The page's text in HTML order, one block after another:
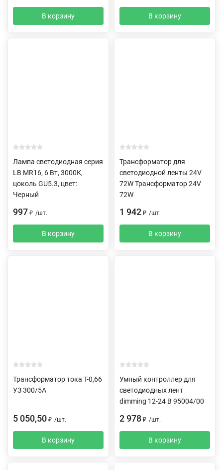
В корзину В корзину
Лампа светодиодная серия
LB MR16, 6 Вт, 3000К,
цоколь GU5.3, цвет:
Черный
997 ₽ /шт.
В корзину
Трансформатор для
светодиодной ленты 24V
72W Трансформатор 24V
72W
1 942 ₽ /шт.
В корзину
Трансформатор тока Т-0,66
УЗ 300/5А
5 050,50 ₽ /шт.
В корзину
Умный контроллер для
светодиодных лент
dimming 12-24 В 95004/00
2 978 ₽ /шт.
В корзину